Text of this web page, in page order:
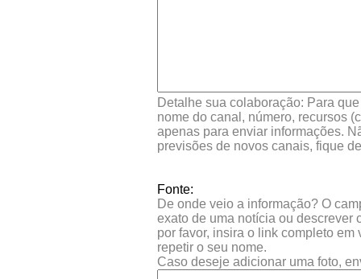
Detalhe sua colaboração: Para
nome do canal, número, recursos
apenas para enviar informações.
previsões de novos canais, fique
Fonte:
De onde veio a informação? O
exato de uma notícia ou descrever
por favor, insira o link completo
repetir o seu nome.
Caso deseje adicionar uma foto,